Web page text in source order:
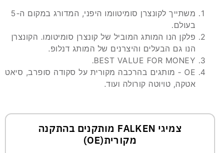
משתייך לקונצרן סומיטוומו היפני, המדורג במקום ה-5
בעולם.
פלקן הנו המותג המוביל של קונצרן סומיטומו. הקונצרן
הנו גם הבעלים והיצרנים של המותג דנלופ.
BEST VALUE FOR MONEY.
OE - מותגים בהרכבה מקורית על סקודה סופרב, סיאט
אטקה, טויוטה קורולה ועוד.
צמיגי FALKEN מותקנים בהתקנה
מקורית(OE)